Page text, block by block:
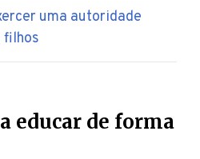
uma autoridade
filhos
educar de forma